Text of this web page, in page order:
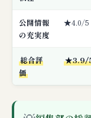
公開情報
の充実度
★4.0/5
総合評
価
★3.9/